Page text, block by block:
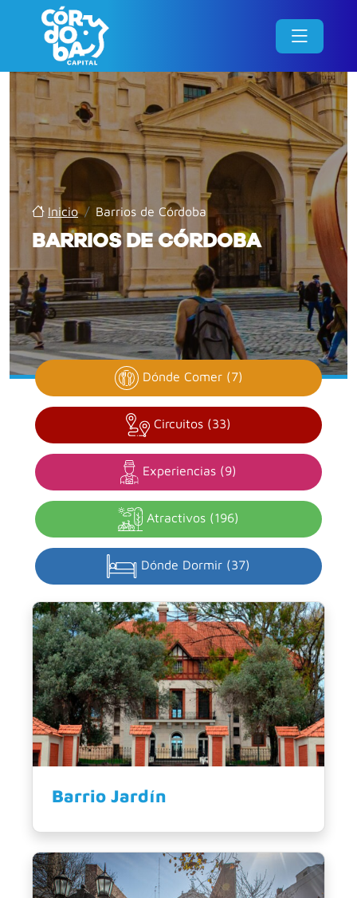
Inicio / Barrios de Córdoba
BARRIOS DE CÓRDOBA
Dónde Comer (7)
Circuitos (33)
Experiencias (9)
Atractivos (196)
Dónde Dormir (37)
Barrio Jardín